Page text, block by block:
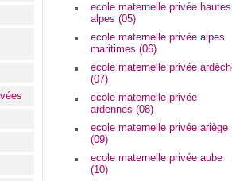
juin au plus tard.
Il est également du devoir des
rejet de celui-ci. A cet effet,
famille, d'un extrait d'acte de
justification de résidence, sans
pour lesquelles les parents
privée.
ecole maternelle privée hautes
alpes (05)
ecole maternelle privée alpes
maritimes (06)
ecole maternelle privée
(07)
ecole maternelle privée
ardennes (08)
ecole maternelle privée ariège
(09)
ecole maternelle privée aube
(10)